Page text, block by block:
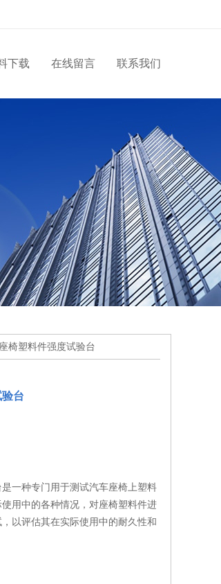
下载 在线留言 联系我们
椅塑料件强度试验台
台
一种专门用于测试汽车座椅上塑料
用中的各种情况，对座椅塑料件进
以评估其在实际使用中的耐久性和